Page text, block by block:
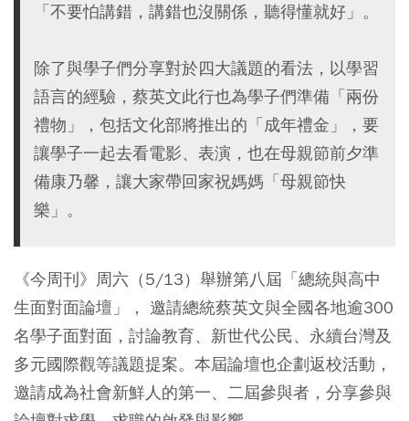
「不要怕講錯，講錯也沒關係，聽得懂就好」。
除了與學子們分享對於四大議題的看法，以學習
語言的經驗，蔡英文此行也為學子們準備「兩份
禮物」，包括文化部將推出的「成年禮金」，要
讓學子一起去看電影、表演，也在母親節前夕準
備康乃馨，讓大家帶回家祝媽媽「母親節快
樂」。
《今周刊》周六（5/13）舉辦第八屆「總統與高中
生面對面論壇」， 邀請總統蔡英文與全國各地逾300
名學子面對面，討論教育、新世代公民、永續台灣及
多元國際觀等議題提案。本屆論壇也企劃返校活動，
邀請成為社會新鮮人的第一、二屆參與者，分享參與